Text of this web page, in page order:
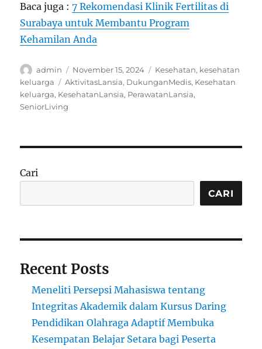
Baca juga :7 Rekomendasi Klinik Fertilitas di
Surabaya untuk Membantu Program
Kehamilan Anda
Author
admin
Posted
on
November 15, 2024 Categories
Kesehatan, kesehatan
keluarga
Tags
AktivitasLansia, DukunganMedis, Kesehatan
keluarga, KesehatanLansia, PerawatanLansia,
SeniorLiving
Cari
CARI
Recent Posts
Meneliti Persepsi Mahasiswa tentang
Integritas Akademik dalam Kursus Daring
Pendidikan Olahraga Adaptif Membuka
Kesempatan Belajar Setara bagi Peserta